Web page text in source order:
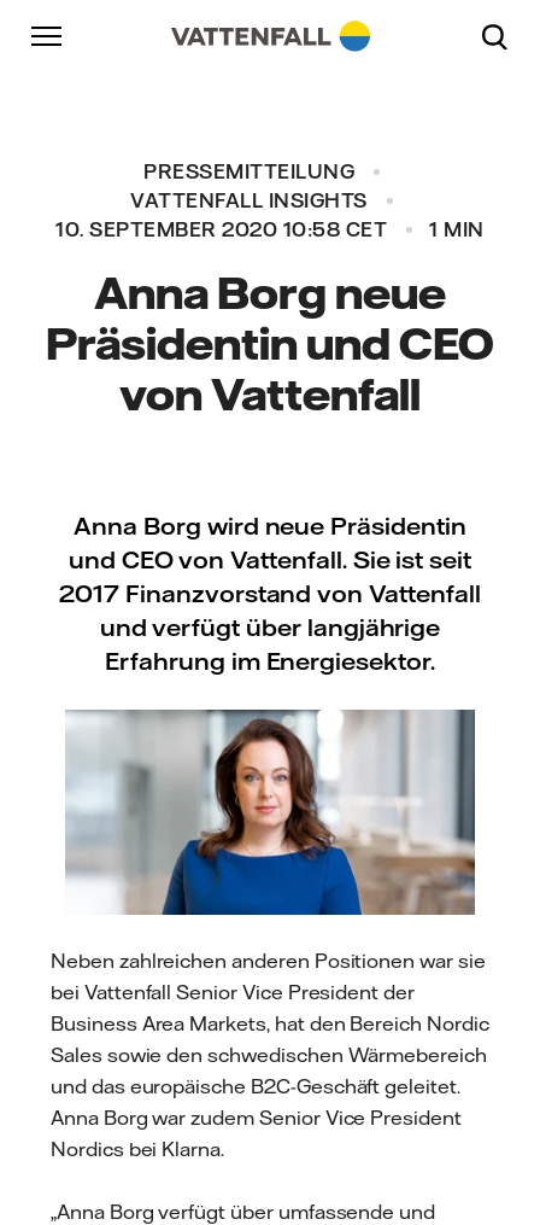
Überspringen
Zurück zur Hauptnavigation
Gehe zur Fußzeile
PRESSEMITTEILUNG
VATTENFALL INSIGHTS
10. SEPTEMBER 2020 10:58 CET
1 MIN
Anna Borg neue
Präsidentin und CEO
von Vattenfall
Anna Borg wird neue Präsidentin
und CEO von Vattenfall. Sie ist seit
2017 Finanzvorstand von Vattenfall
und verfügt über langjährige
Erfahrung im Energiesektor.
Neben zahlreichen anderen Positionen war sie
bei Vattenfall Senior Vice President der
Business Area Markets, hat den Bereich Nordic
Sales sowie den schwedischen Wärmebereich
und das europäische B2C-Geschäft geleitet.
Anna Borg war zudem Senior Vice President
Nordics bei Klarna.
„Anna Borg verfügt über umfassende und
Zurück zur Hauptnavigation